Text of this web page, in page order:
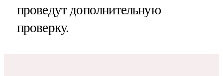
проведут дополнительную
проверку.